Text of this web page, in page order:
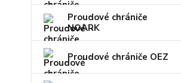
Proudové chrániče
NOARK
Proudové chrániče OEZ